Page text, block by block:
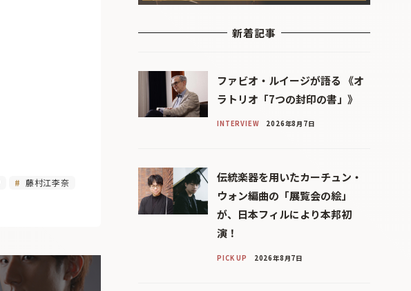
藤村江李奈
新着記事
ファビオ・ルイージが語る 《オ
ラトリオ「7つの封印の書」》
INTERVIEW 2026年8月7日
伝統楽器を用いたカーチュン・
ウォン編曲の「展覧会の絵」
が、日本フィルにより本邦初
演！
PICK UP 2026年8月7日